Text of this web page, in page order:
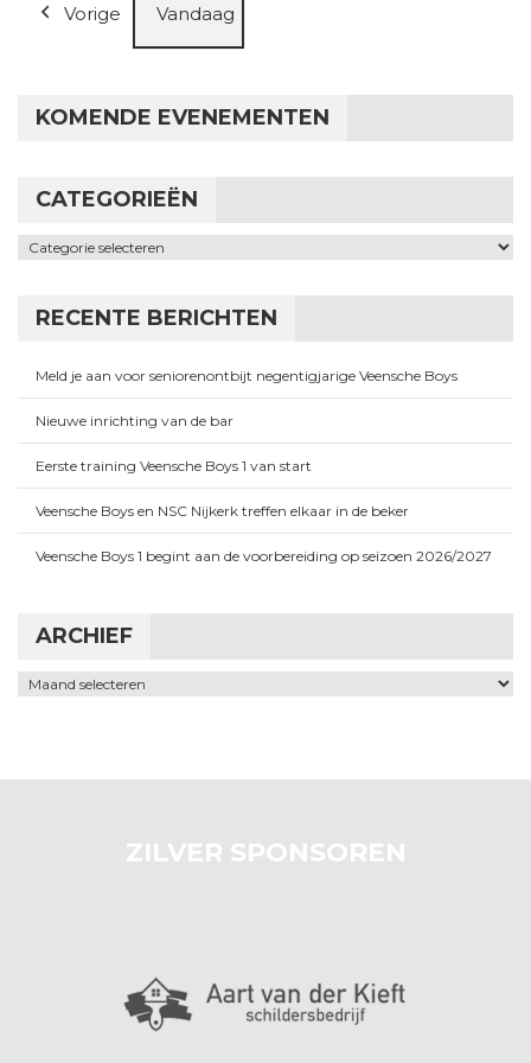
Vorige Vandaag
KOMENDE EVENEMENTEN
CATEGORIEËN
Categorieën
RECENTE BERICHTEN
Meld je aan voor seniorenontbijt negentigjarige Veensche Boys
Nieuwe inrichting van de bar
Eerste training Veensche Boys 1 van start
Veensche Boys en NSC Nijkerk treffen elkaar in de beker
Veensche Boys 1 begint aan de voorbereiding op seizoen 2026/2027
ARCHIEF
Archief
ZILVER SPONSOREN